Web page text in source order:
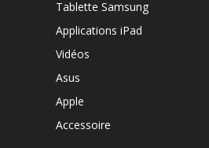
Tablette Samsung
Applications iPad
Vidéos
Asus
Apple
Accessoire